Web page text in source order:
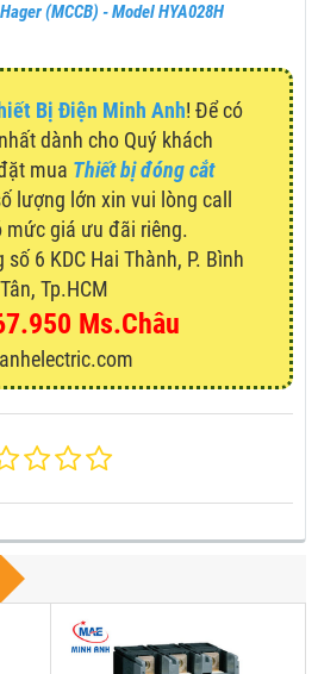
(MCCB) - Model HYA028H
Bị Điện Minh Anh! Để có
dành cho Quý khách
mua Thiết bị đóng cắt
lượng lớn xin vui lòng call
mức giá ưu đãi riêng.
6 KDC Hai Thành, P. Bình
Tp.HCM
Ms.Châu